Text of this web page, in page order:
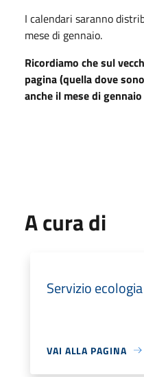
I calendari saranno
mese di gennaio.
Ricordiamo che sul
pagina (quella dove
anche il mese di
A cura di
Servizio ecologia
VAI ALLA PAGINA